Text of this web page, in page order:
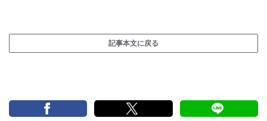
記事本文に戻る